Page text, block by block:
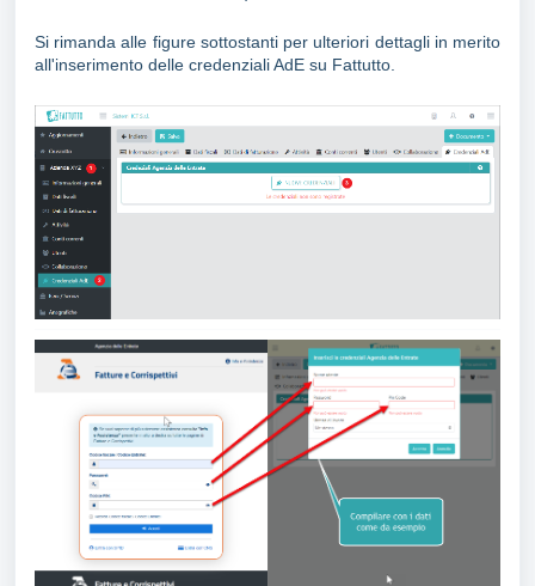
Si rimanda alle figure sottostanti per ulteriori dettagli in merito
all'inserimento delle credenziali AdE su Fattutto.